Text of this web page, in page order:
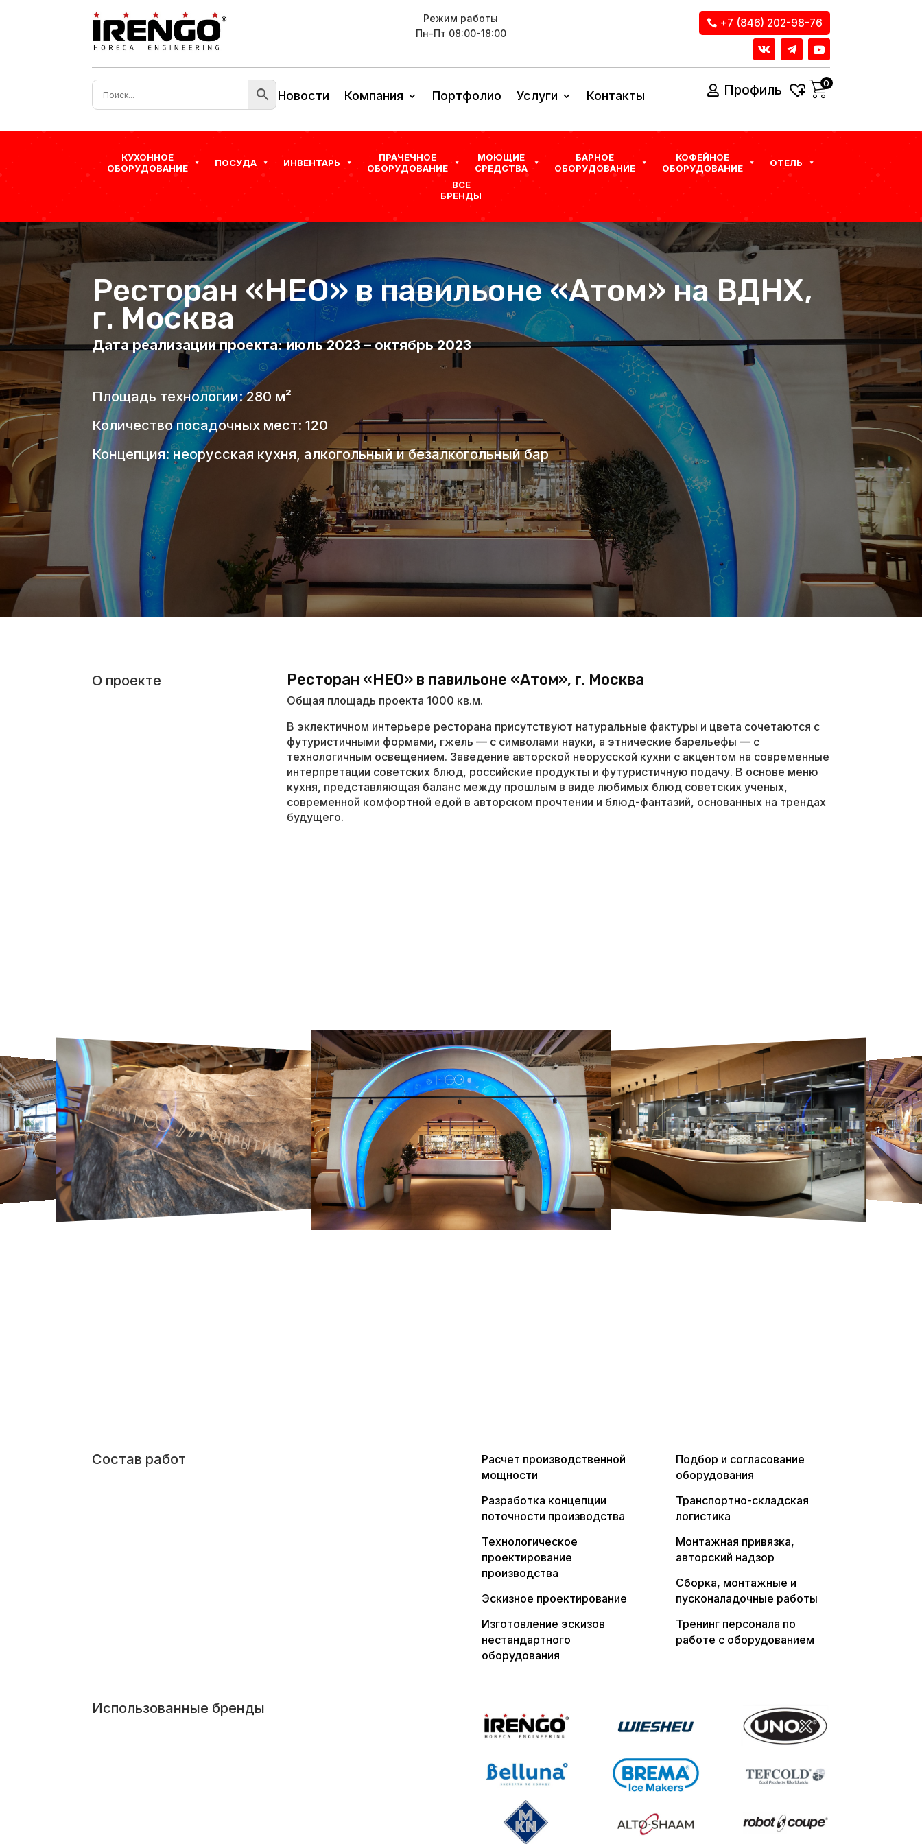
Режим работы
Пн-Пт 08:00-18:00
+7 (846) 202-98-76
Новости Компания Портфолио Услуги Контакты Профиль 0
КУХОННОЕ
ОБОРУДОВАНИЕ
ПОСУДА ИНВЕНТАРЬ
ПРАЧЕЧНОЕ
ОБОРУДОВАНИЕ
МОЮЩИЕ
СРЕДСТВА
БАРНОЕ
ОБОРУДОВАНИЕ
КОФЕЙНОЕ
ОБОРУДОВАНИЕ
ОТЕЛЬ
ВСЕ
БРЕНДЫ
Ресторан «НЕО» в павильоне «Атом» на ВДНХ,
г. Москва
Дата реализации проекта: июль 2023 – октябрь 2023
Площадь технологии: 280 м²
Количество посадочных мест: 120
Концепция: неорусская кухня, алкогольный и безалкогольный бар
О проекте Ресторан «НЕО» в павильоне «Атом», г. Москва
Общая площадь проекта 1000 кв.м.
В эклектичном интерьере ресторана присутствуют натуральные фактуры и цвета сочетаются с
футуристичными формами, гжель — с символами науки, а этнические барельефы — с
технологичным освещением. Заведение авторской неорусской кухни с акцентом на современные
интерпретации советских блюд, российские продукты и футуристичную подачу. В основе меню
кухня, представляющая баланс между прошлым в виде любимых блюд советских ученых,
современной комфортной едой в авторском прочтении и блюд-фантазий, основанных на трендах
будущего.
Состав работ
Расчет производственной
мощности
Разработка концепции
поточности производства
Технологическое
проектирование
производства
Эскизное проектирование
Изготовление эскизов
нестандартного
оборудования
Подбор и согласование
оборудования
Транспортно-складская
логистика
Монтажная привязка,
авторский надзор
Сборка, монтажные и
пусконаладочные работы
Тренинг персонала по
работе с оборудованием
Использованные бренды